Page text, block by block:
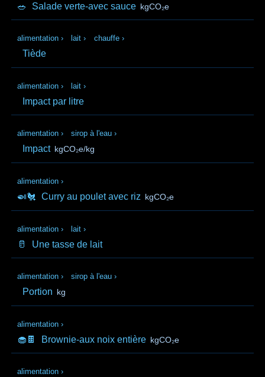
🥗 Salade verte-avec sauce kgCO₂e
alimentation › lait › chauffe ›
Tiède
alimentation › lait ›
Impact par litre
alimentation › sirop à l'eau ›
Impact kgCO₂e/kg
alimentation ›
🍛🐔 Curry au poulet avec riz kgCO₂e
alimentation › lait ›
🥛 Une tasse de lait
alimentation › sirop à l'eau ›
Portion kg
alimentation ›
🧁🍫 Brownie-aux noix entière kgCO₂e
alimentation ›